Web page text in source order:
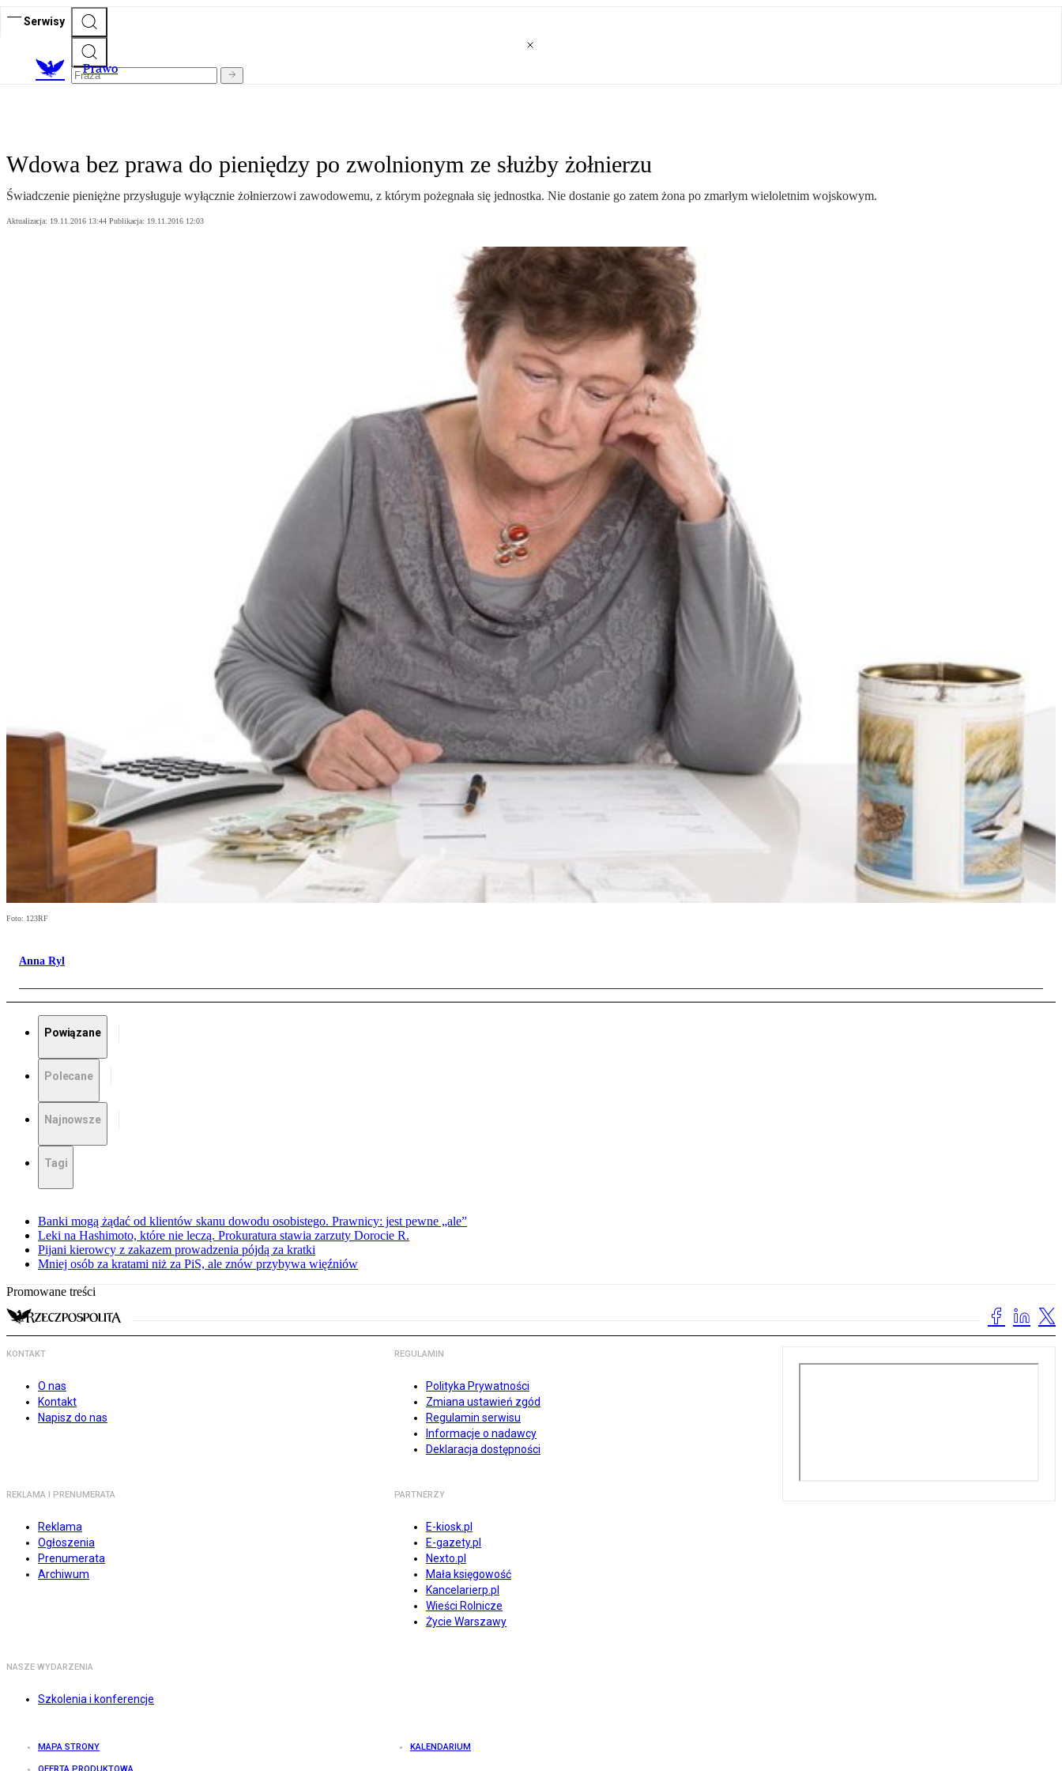
Serwisy
Prawo
Wdowa bez prawa do pieniędzy po zwolnionym ze służby żołnierzu
Świadczenie pieniężne przysługuje wyłącznie żołnierzowi zawodowemu, z którym pożegnała się jednostka. Nie dostanie go zatem żona po zmarłym wieloletnim wojskowym.
Aktualizacja: 19.11.2016 13:44 Publikacja: 19.11.2016 12:03
Foto: 123RF
Anna Ryl
Powiązane
Polecane
Najnowsze
Tagi
Banki mogą żądać od klientów skanu dowodu osobistego. Prawnicy: jest pewne „ale”
Leki na Hashimoto, które nie leczą. Prokuratura stawia zarzuty Dorocie R.
Pijani kierowcy z zakazem prowadzenia pójdą za kratki
Mniej osób za kratami niż za PiS, ale znów przybywa więźniów
Promowane treści
KONTAKT
O nas
Kontakt
Napisz do nas
REGULAMIN
Polityka Prywatności
Zmiana ustawień zgód
Regulamin serwisu
Informacje o nadawcy
Deklaracja dostępności
REKLAMA I PRENUMERATA
Reklama
Ogłoszenia
Prenumerata
Archiwum
PARTNERZY
E-kiosk.pl
E-gazety.pl
Nexto.pl
Mała księgowość
Kancelarierp.pl
Wieści Rolnicze
Życie Warszawy
NASZE WYDARZENIA
Szkolenia i konferencje
MAPA STRONY KALENDARIUM